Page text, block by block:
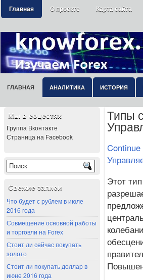
Главная О проекте Карта сайта
ГЛАВНАЯ АНАЛИТИКА ИСТОРИЯ
Мы в соцсетях
Группа Вконтакте
Страница на Facebook
Свежие записи
Что будет с рублем в июле
2016 года
Совмещение основной работы
и торговли на Forex
Стоит ли сейчас покупать
золото
Стоит ли покупать доллар в
июне 2016 года
Типы
Этот